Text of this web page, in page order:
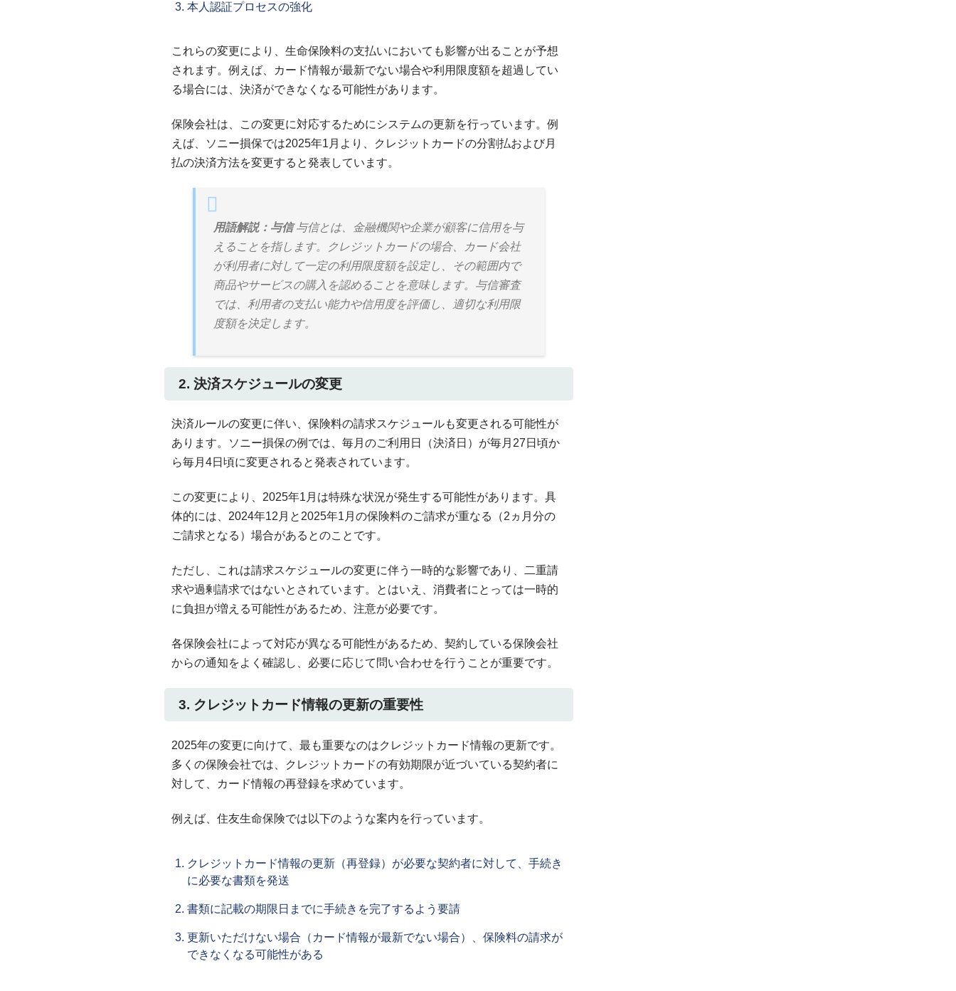
本人認証プロセスの強化
これらの変更により、生命保険料の支払いにおいても影響が出ることが予想
されます。例えば、カード情報が最新でない場合や利用限度額を超過してい
る場合には、決済ができなくなる可能性があります。
保険会社は、この変更に対応するためにシステムの更新を行っています。例
えば、ソニー損保では2025年1月より、クレジットカードの分割払および月
払の決済方法を変更すると発表しています。
用語解説：与信与信とは、金融機関や企業が顧客に信用を与
えることを指します。クレジットカードの場合、カード会社
が利用者に対して一定の利用限度額を設定し、その範囲内で
商品やサービスの購入を認めることを意味します。与信審査
では、利用者の支払い能力や信用度を評価し、適切な利用限
度額を決定します。
2. 決済スケジュールの変更
決済ルールの変更に伴い、保険料の請求スケジュールも変更される可能性が
あります。ソニー損保の例では、毎月のご利用日（決済日）が毎月27日頃か
ら毎月4日頃に変更されると発表されています。
この変更により、2025年1月は特殊な状況が発生する可能性があります。具
体的には、2024年12月と2025年1月の保険料のご請求が重なる（2ヵ月分の
ご請求となる）場合があるとのことです。
ただし、これは請求スケジュールの変更に伴う一時的な影響であり、二重請
求や過剰請求ではないとされています。とはいえ、消費者にとっては一時的
に負担が増える可能性があるため、注意が必要です。
各保険会社によって対応が異なる可能性があるため、契約している保険会社
からの通知をよく確認し、必要に応じて問い合わせを行うことが重要です。
3. クレジットカード情報の更新の重要性
2025年の変更に向けて、最も重要なのはクレジットカード情報の更新です。
多くの保険会社では、クレジットカードの有効期限が近づいている契約者に
対して、カード情報の再登録を求めています。
例えば、住友生命保険では以下のような案内を行っています。
クレジットカード情報の更新（再登録）が必要な契約者に対して、手続き
に必要な書類を発送
書類に記載の期限日までに手続きを完了するよう要請
更新いただけない場合（カード情報が最新でない場合）、保険料の請求が
できなくなる可能性がある